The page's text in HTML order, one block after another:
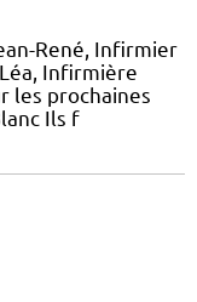
René, Infirmier
Infirmière
les prochaines
Ils f